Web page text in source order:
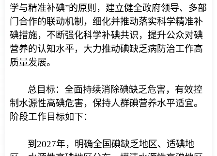
学与精准补碘”的原则，建立健全政府领导、多部
门合作的联动机制，细化并推动落实科学精准补
碘措施，不断强化科学补碘共识，提升公众对碘
营养的认知水平，大力推动碘缺乏病防治工作高
质量发展。
总目标：全面持续消除碘缺乏危害，有效控
制水源性高碘危害，保持人群碘营养水平适宜。
阶段工作目标如下：
到2027年，明确全国碘缺乏地区、适碘地